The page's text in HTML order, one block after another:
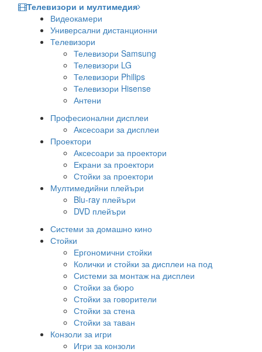
Телевизори и мултимедия
Видеокамери
Универсални дистанционни
Телевизори
Телевизори Samsung
Телевизори LG
Телевизори Philips
Телевизори Hisense
Антени
Професионални дисплеи
Аксесоари за дисплеи
Проектори
Аксесоари за проектори
Екрани за проектори
Стойки за проектори
Мултимедийни плейъри
Blu-ray плейъри
DVD плейъри
Системи за домашно кино
Стойки
Ергономични стойки
Колички и стойки за дисплеи на под
Системи за монтаж на дисплеи
Стойки за бюро
Стойки за говорители
Стойки за стена
Стойки за таван
Конзоли за игри
Игри за конзоли